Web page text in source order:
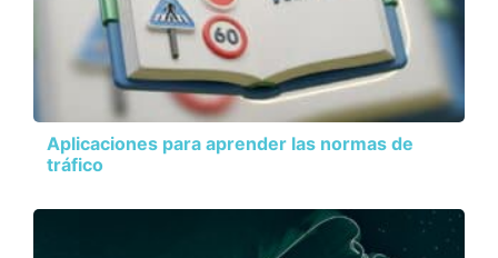
Aplicaciones para aprender las normas de
tráfico